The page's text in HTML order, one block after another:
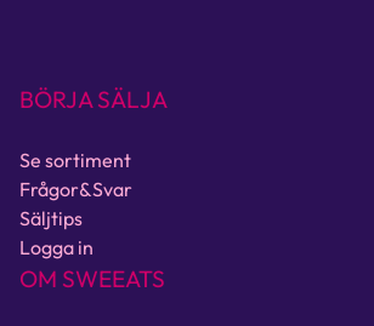
BÖRJA SÄLJA
Se sortiment
Frågor&Svar
Säljtips
Logga in
OM SWEEATS